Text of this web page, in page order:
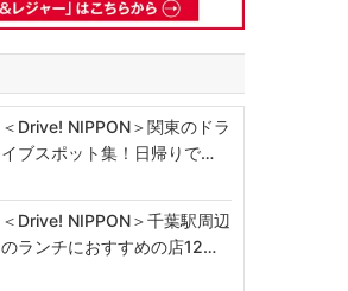
＜Drive! NIPPON＞関東のドラ
イブスポット集！日帰りで…
＜Drive! NIPPON＞千葉駅周辺
のランチにおすすめの店12…